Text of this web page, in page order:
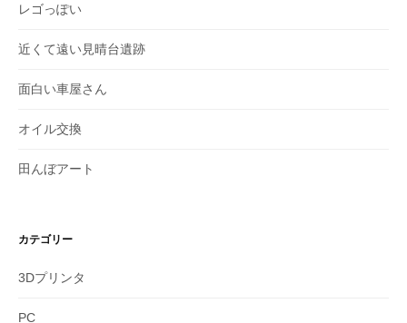
レゴっぽい
近くて遠い見晴台遺跡
面白い車屋さん
オイル交換
田んぼアート
カテゴリー
3Dプリンタ
PC